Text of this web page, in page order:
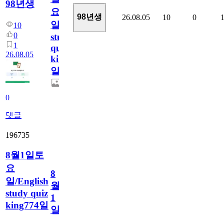
98년생
10
0
1
26.08.05
0
댓글
요
일/English
study
quiz
king775
일
98년생 26.08.05 10 0 1
196735
8월1일토
요
일/English
study quiz
king774일
8
월
1
일